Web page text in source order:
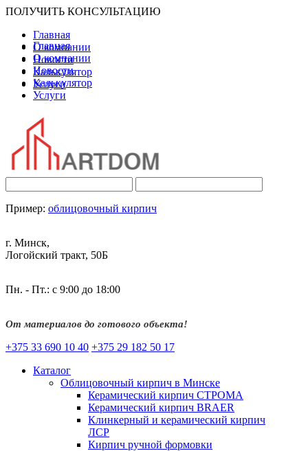
ПОЛУЧИТЬ КОНСУЛЬТАЦИЮ
Главная
О компании
Новости
Калькулятор
Услуги
Главная
О компании
Новости
Калькулятор
Услуги
Пример: облицовочный кирпич
г. Минск,
Логойский тракт, 50Б
Пн. - Пт.: с 9:00 до 18:00
От материалов до готового объекта!
+375 33 690 10 40 +375 29 182 50 17
Каталог
Облицовочный кирпич в Минске
Керамический кирпич СТРОМА
Керамический кирпич BRAER
Клинкерный и керамический кирпич
ЛСР
Кирпич ручной формовки